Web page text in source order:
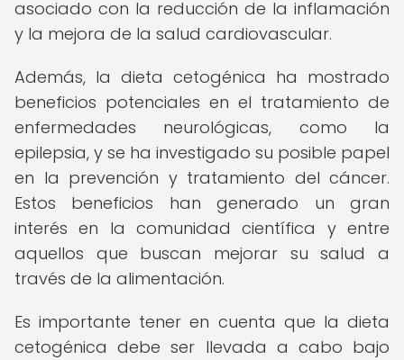
asociado con la reducción de la inflamación
y la mejora de la salud cardiovascular.
Además, la dieta cetogénica ha mostrado
beneficios potenciales en el tratamiento de
enfermedades neurológicas, como la
epilepsia, y se ha investigado su posible papel
en la prevención y tratamiento del cáncer.
Estos beneficios han generado un gran
interés en la comunidad científica y entre
aquellos que buscan mejorar su salud a
través de la alimentación.
Es importante tener en cuenta que la dieta
cetogénica debe ser llevada a cabo bajo